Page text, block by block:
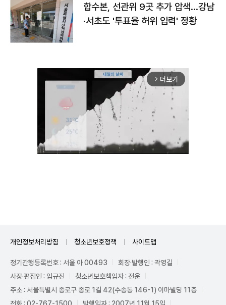
합수본, 선관위 9곳 추가 압색…강남
·서초도 '투표율 허위 입력' 정황
arrow_forward_ios 더보기
개인정보처리방침 청소년보호정책 사이트맵
정기간행등록번호 : 서울 아 00493
회장·발행인 : 곽영길
사장·편집인 : 임규진
청소년보호책임자 : 전운
주소 : 서울특별시 종로구 종로 1길 42(수송동 146-1) 이마빌딩 11층
전화 : 02-767-1500
발행일자 : 2007년 11월 15일